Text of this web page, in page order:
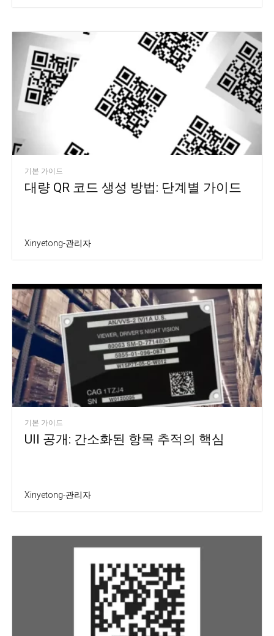
기본 가이드
대량 QR 코드 생성 방법: 단계별 가이드
Xinyetong-관리자
기본 가이드
UII 공개: 간소화된 항목 추적의 핵심
Xinyetong-관리자